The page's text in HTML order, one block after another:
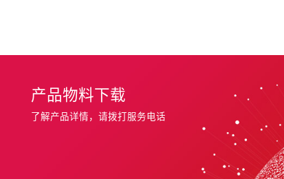
产品物料下载
了解产品详情，请拨打服务电话